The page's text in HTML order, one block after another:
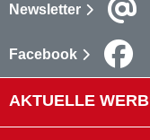
Newsletter
Facebook
AKTUELLE